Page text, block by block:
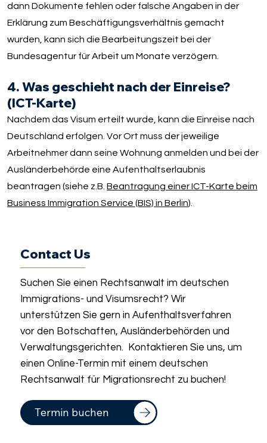
dann Dokumente fehlen oder falsche Angaben in der
Erklärung zum Beschäftigungsverhältnis gemacht
wurden, kann sich die Bearbeitungszeit bei der
Bundesagentur für Arbeit um Monate verzögern.
4. Was geschieht nach der Einreise?
(ICT-Karte)
Nachdem das Visum erteilt wurde, kann die Einreise nach
Deutschland erfolgen. Vor Ort muss der jeweilige
Arbeitnehmer dann seine Wohnung anmelden und bei der
Ausländerbehörde eine Aufenthaltserlaubnis
beantragen (siehe z.B. Beantragung einer ICT-Karte beim
Business Immigration Service (BIS) in Berlin).
Contact Us
Suchen Sie einen Rechtsanwalt im deutschen
Immigrations- und Visumsrecht? Wir
unterstützen Sie gern in Aufenthaltsverfahren
vor den Botschaften, Ausländerbehörden und
Verwaltungsgerichten. Kontaktieren Sie uns, um
einen Online-Termin mit einem deutschen
Rechtsanwalt für Migrationsrecht zu buchen!
Termin buchen